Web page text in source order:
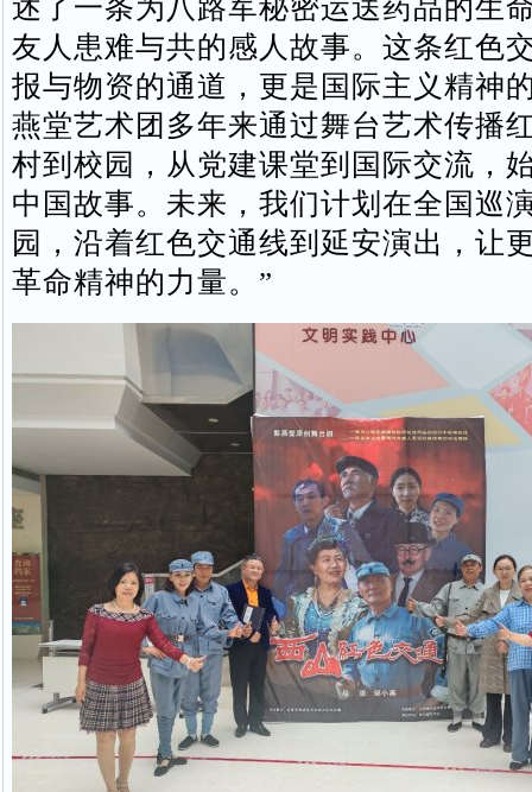
述了一条为八路军秘密运送药品的生
友人患难与共的感人故事。这条红色
报与物资的通道，更是国际主义精神
燕堂艺术团多年来通过舞台艺术传播
村到校园，从党建课堂到国际交流，
中国故事。未来，我们计划在全国巡
园，沿着红色交通线到延安演出，让
革命精神的力量。”